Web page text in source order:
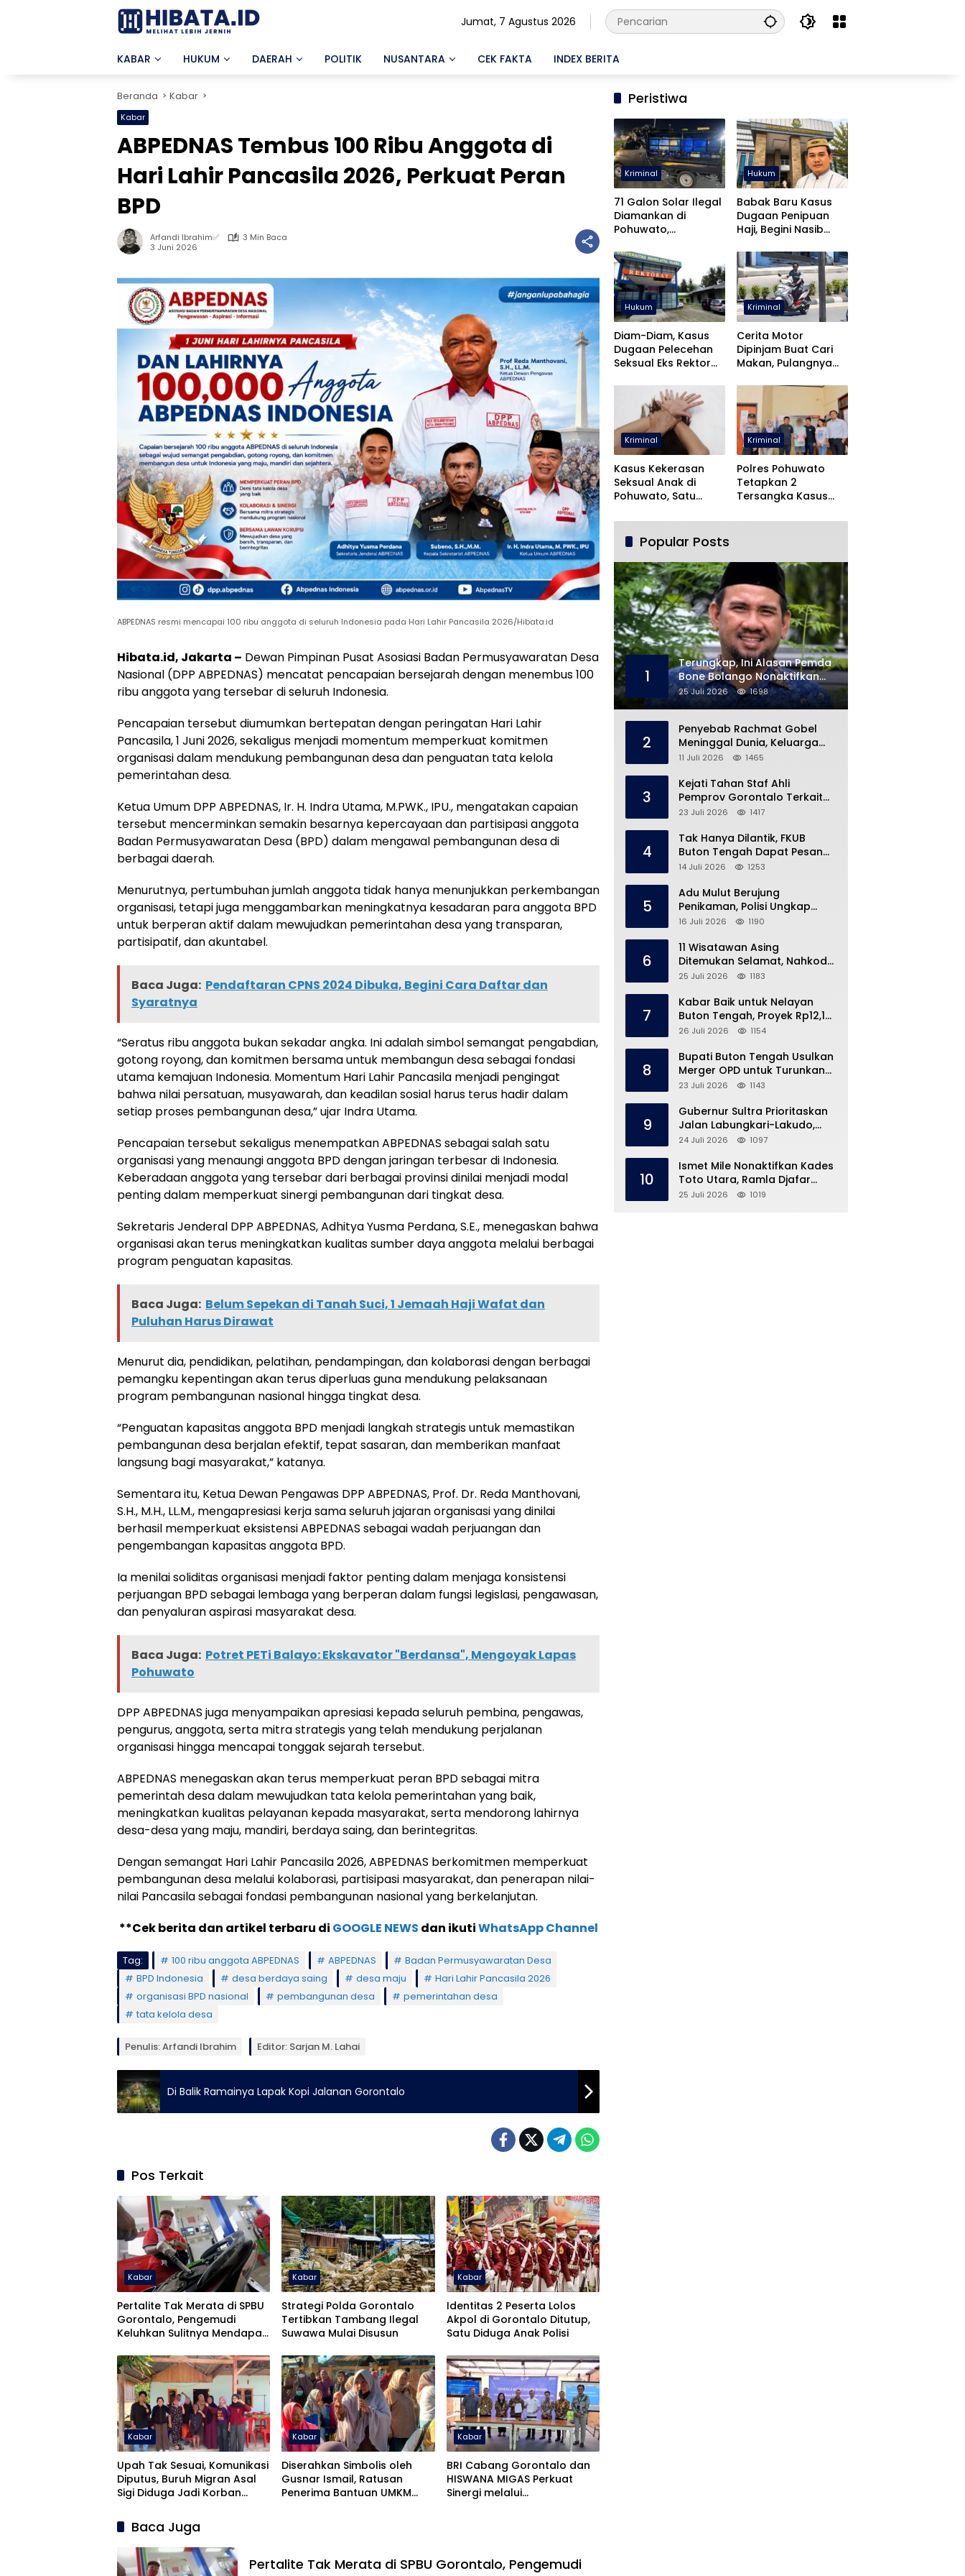
Jumat, 7 Agustus 2026
KABAR HUKUM DAERAH POLITIK NUSANTARA CEK FAKTA INDEX BERITA
Beranda Kabar
Kabar
ABPEDNAS Tembus 100 Ribu Anggota di
Hari Lahir Pancasila 2026, Perkuat Peran
BPD
Arfandi Ibrahim✅
3 Min Baca
3 Juni 2026
ABPEDNAS resmi mencapai 100 ribu anggota di seluruh Indonesia pada Hari Lahir Pancasila 2026/Hibata.id
Hibata.id, Jakarta – Dewan Pimpinan Pusat Asosiasi Badan Permusyawaratan Desa
Nasional (DPP ABPEDNAS) mencatat pencapaian bersejarah dengan menembus 100
ribu anggota yang tersebar di seluruh Indonesia.
Pencapaian tersebut diumumkan bertepatan dengan peringatan Hari Lahir
Pancasila, 1 Juni 2026, sekaligus menjadi momentum memperkuat komitmen
organisasi dalam mendukung pembangunan desa dan penguatan tata kelola
pemerintahan desa.
Ketua Umum DPP ABPEDNAS, Ir. H. Indra Utama, M.PWK., IPU., mengatakan capaian
tersebut mencerminkan semakin besarnya kepercayaan dan partisipasi anggota
Badan Permusyawaratan Desa (BPD) dalam mengawal pembangunan desa di
berbagai daerah.
Menurutnya, pertumbuhan jumlah anggota tidak hanya menunjukkan perkembangan
organisasi, tetapi juga menggambarkan meningkatnya kesadaran para anggota BPD
untuk berperan aktif dalam mewujudkan pemerintahan desa yang transparan,
partisipatif, dan akuntabel.
Baca Juga: Pendaftaran CPNS 2024 Dibuka, Begini Cara Daftar dan
Syaratnya
“Seratus ribu anggota bukan sekadar angka. Ini adalah simbol semangat pengabdian,
gotong royong, dan komitmen bersama untuk membangun desa sebagai fondasi
utama kemajuan Indonesia. Momentum Hari Lahir Pancasila menjadi pengingat
bahwa nilai persatuan, musyawarah, dan keadilan sosial harus terus hadir dalam
setiap proses pembangunan desa,” ujar Indra Utama.
Pencapaian tersebut sekaligus menempatkan ABPEDNAS sebagai salah satu
organisasi yang menaungi anggota BPD dengan jaringan terbesar di Indonesia.
Keberadaan anggota yang tersebar dari berbagai provinsi dinilai menjadi modal
penting dalam memperkuat sinergi pembangunan dari tingkat desa.
Sekretaris Jenderal DPP ABPEDNAS, Adhitya Yusma Perdana, S.E., menegaskan bahwa
organisasi akan terus meningkatkan kualitas sumber daya anggota melalui berbagai
program penguatan kapasitas.
Baca Juga: Belum Sepekan di Tanah Suci, 1 Jemaah Haji Wafat dan
Puluhan Harus Dirawat
Menurut dia, pendidikan, pelatihan, pendampingan, dan kolaborasi dengan berbagai
pemangku kepentingan akan terus diperluas guna mendukung pelaksanaan
program pembangunan nasional hingga tingkat desa.
“Penguatan kapasitas anggota BPD menjadi langkah strategis untuk memastikan
pembangunan desa berjalan efektif, tepat sasaran, dan memberikan manfaat
langsung bagi masyarakat,” katanya.
Sementara itu, Ketua Dewan Pengawas DPP ABPEDNAS, Prof. Dr. Reda Manthovani,
S.H., M.H., LL.M., mengapresiasi kerja sama seluruh jajaran organisasi yang dinilai
berhasil memperkuat eksistensi ABPEDNAS sebagai wadah perjuangan dan
pengembangan kapasitas anggota BPD.
Ia menilai soliditas organisasi menjadi faktor penting dalam menjaga konsistensi
perjuangan BPD sebagai lembaga yang berperan dalam fungsi legislasi, pengawasan,
dan penyaluran aspirasi masyarakat desa.
Baca Juga: Potret PETi Balayo: Ekskavator "Berdansa", Mengoyak Lapas
Pohuwato
DPP ABPEDNAS juga menyampaikan apresiasi kepada seluruh pembina, pengawas,
pengurus, anggota, serta mitra strategis yang telah mendukung perjalanan
organisasi hingga mencapai tonggak sejarah tersebut.
ABPEDNAS menegaskan akan terus memperkuat peran BPD sebagai mitra
pemerintah desa dalam mewujudkan tata kelola pemerintahan yang baik,
meningkatkan kualitas pelayanan kepada masyarakat, serta mendorong lahirnya
desa-desa yang maju, mandiri, berdaya saing, dan berintegritas.
Dengan semangat Hari Lahir Pancasila 2026, ABPEDNAS berkomitmen memperkuat
pembangunan desa melalui kolaborasi, partisipasi masyarakat, dan penerapan nilai-
nilai Pancasila sebagai fondasi pembangunan nasional yang berkelanjutan.
**Cek berita dan artikel terbaru di GOOGLE NEWS dan ikutiWhatsApp Channel
Tag: 100 ribu anggota ABPEDNAS ABPEDNAS
Badan Permusyawaratan Desa
BPD Indonesia
desa berdaya saing desa maju
Hari Lahir Pancasila 2026
organisasi BPD nasional
pembangunan desa
pemerintahan desa
tata kelola desa
Penulis: Arfandi Ibrahim Editor: Sarjan M. Lahai
Di Balik Ramainya Lapak Kopi Jalanan Gorontalo
Pos Terkait
Kabar
Pertalite Tak Merata di SPBU
Gorontalo, Pengemudi
Keluhkan Sulitnya Mendapat
Kabar
Strategi Polda Gorontalo
Tertibkan Tambang Ilegal
Suwawa Mulai Disusun
Kabar
Identitas 2 Peserta Lolos
Akpol di Gorontalo Ditutup,
Satu Diduga Anak Polisi
Kabar
Upah Tak Sesuai, Komunikasi
Diputus, Buruh Migran Asal
Sigi Diduga Jadi Korban
Kabar
Diserahkan Simbolis oleh
Gusnar Ismail, Ratusan
Penerima Bantuan UMKM
Kabar
BRI Cabang Gorontalo dan
HISWANA MIGAS Perkuat
Sinergi melalui
Baca Juga
Pertalite Tak Merata di SPBU Gorontalo, Pengemudi
Peristiwa
Kriminal
71 Galon Solar Ilegal
Diamankan di
Pohuwato,
Diselidiki
Hukum
Babak Baru Kasus
Dugaan Penipuan
Haji, Begini Nasib
Hukum
Diam-Diam, Kasus
Dugaan Pelecehan
Seksual Eks Rektor
Kriminal
Cerita Motor
Dipinjam Buat Cari
Makan, Pulangnya
Pohuwato
Kriminal
Kasus Kekerasan
Seksual Anak di
Pohuwato, Satu
Kriminal
Polres Pohuwato
Tetapkan 2
Tersangka Kasus
dan Pencabulan
Popular Posts
1
Terungkap, Ini Alasan Pemda
Bone Bolango Nonaktifkan
Kades Toto Utara
25 Juli 2026 1698
2
Penyebab Rachmat Gobel
Meninggal Dunia, Keluarga
Ungkap Kondisi Terakhir
11 Juli 2026 1465
3
Kejati Tahan Staf Ahli
Pemprov Gorontalo Terkait
Dugaan Korupsi Rp5 Miliar
23 Juli 2026 1417
4
Tak Hanya Dilantik, FKUB
Buton Tengah Dapat Pesan
Khusus dari Bupati Azhari
14 Juli 2026 1253
5
Adu Mulut Berujung
Penikaman, Polisi Ungkap
Kronologi di Pasar Marisa
16 Juli 2026 1190
6
11 Wisatawan Asing
Ditemukan Selamat, Nahkoda
Speedboat Masih Hilang
25 Juli 2026 1183
7
Kabar Baik untuk Nelayan
Buton Tengah, Proyek Rp12,1
Miliar Akhirnya Dimulai
26 Juli 2026 1154
8
Bupati Buton Tengah Usulkan
Merger OPD untuk Turunkan
Belanja Pegawai APBD
23 Juli 2026 1143
9
Gubernur Sultra Prioritaskan
Jalan Labungkari-Lakudo,
Buteng Kebagian 1,7 Km
24 Juli 2026 1097
10
Ismet Mile Nonaktifkan Kades
Toto Utara, Ramla Djafar
Ungkap Versinya
25 Juli 2026 1019